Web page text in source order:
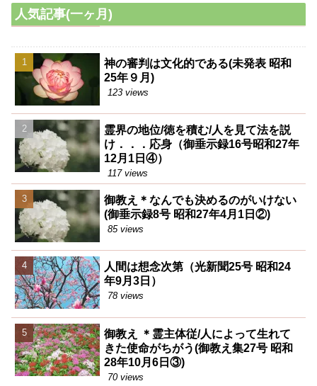
の自信がなくてはそんな大胆な
事を言える筈がないとして、反
って信用する人もあるのであ
人気記事(一ヶ月)
神の審判は文化的である(未発表 昭和
25年９月)
123 views
霊界の地位/徳を積む/人を見て法を説
け．．．応身（御垂示録16号昭和27年
12月1日④）
117 views
御教え＊なんでも決めるのがいけない
(御垂示録8号 昭和27年4月1日②)
85 views
人間は想念次第（光新聞25号 昭和24
年9月3日）
78 views
御教え ＊霊主体従/人によって生れて
きた使命がちがう(御教え集27号 昭和
28年10月6日③)
70 views